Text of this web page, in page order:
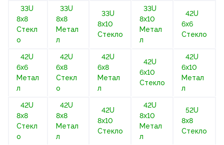
33U
8х8
Стекл
о
33U
8х8
Метал
л
33U
8х10
Стекло
33U
8х10
Метал
л
42U
6х6
Стекло
42U
6х6
Метал
л
42U
6х8
Стекл
о
42U
6х8
Метал
л
42U
6х10
Стекло
42U
6х10
Метал
л
42U
8х8
Стекл
о
42U
8х8
Метал
л
42U
8х10
Стекло
42U
8х10
Метал
л
52U
8х8
Стекло